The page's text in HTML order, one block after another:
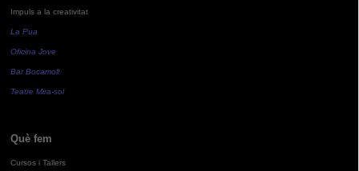
Impuls a la creativitat
La Pua
Oficina Jove
Bar Bocamoll
Teatre Mira-sol
Què fem
Cursos i Tallers